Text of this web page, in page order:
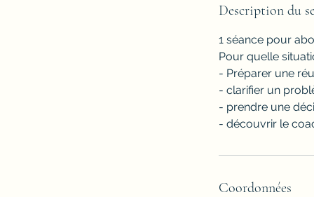
m
n
Description du
1 séance pour
Pour quelle
- Préparer une
- clarifier un
- prendre une
- découvrir le
Coordonnées